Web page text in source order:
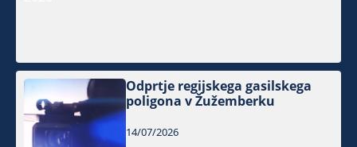
Odprtje regijskega gasilskega
poligona v Žužemberku
14/07/2026